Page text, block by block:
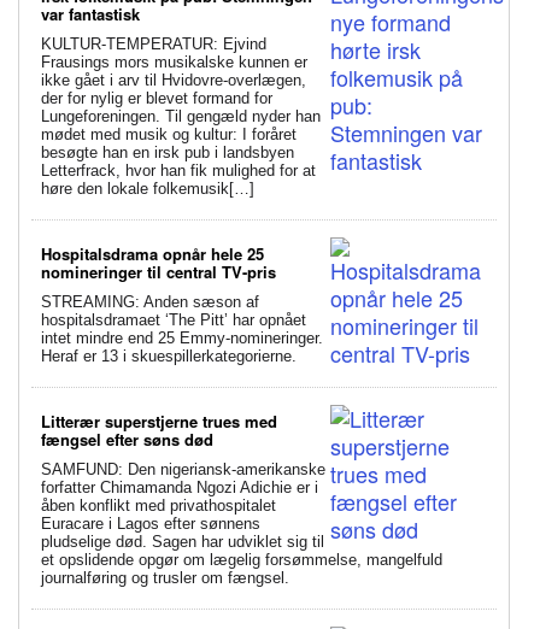
var fantastisk
KULTUR-TEMPERATUR: Ejvind
Frausings mors musikalske kunnen er
ikke gået i arv til Hvidovre-overlægen,
der for nylig er blevet formand for
Lungeforeningen. Til gengæld nyder han
mødet med musik og kultur: I foråret
besøgte han en irsk pub i landsbyen
Letterfrack, hvor han fik mulighed for at
høre den lokale folkemusik[…]
Hospitalsdrama opnår hele 25
nomineringer til central TV-pris
STREAMING: Anden sæson af
hospitalsdramaet ‘The Pitt’ har opnået
intet mindre end 25 Emmy-nomineringer.
Heraf er 13 i skuespillerkategorierne.
Litterær superstjerne trues med
fængsel efter søns død
SAMFUND: Den nigeriansk-amerikanske
forfatter Chimamanda Ngozi Adichie er i
åben konflikt med privathospitalet
Euracare i Lagos efter sønnens
pludselige død. Sagen har udviklet sig til
et opslidende opgør om lægelig forsømmelse, mangelfuld
journalføring og trusler om fængsel.